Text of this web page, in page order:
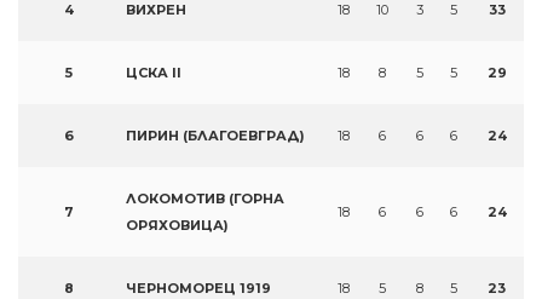
4 ВИХРЕН 18 10 3 5 33
5 ЦСКА II 18 8 5 5 29
6 ПИРИН (БЛАГОЕВГРАД) 18 6 6 6 24
7
ЛОКОМОТИВ (ГОРНА
ОРЯХОВИЦА)
18 6 6 6 24
8 ЧЕРНОМОРЕЦ 1919 18 5 8 5 23